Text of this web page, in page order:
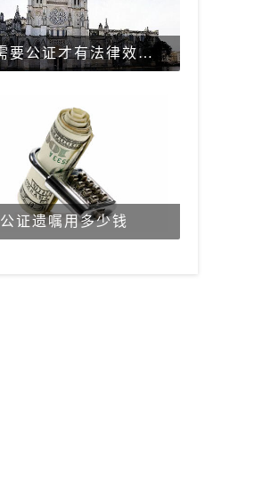
遗嘱需要公证才有法律效力吗？
公证遗嘱用多少钱